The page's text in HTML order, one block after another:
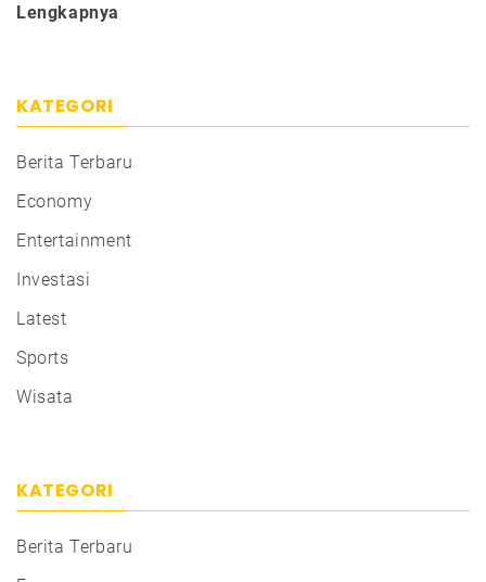
Lengkapnya
KATEGORI
Berita Terbaru
Economy
Entertainment
Investasi
Latest
Sports
Wisata
KATEGORI
Berita Terbaru